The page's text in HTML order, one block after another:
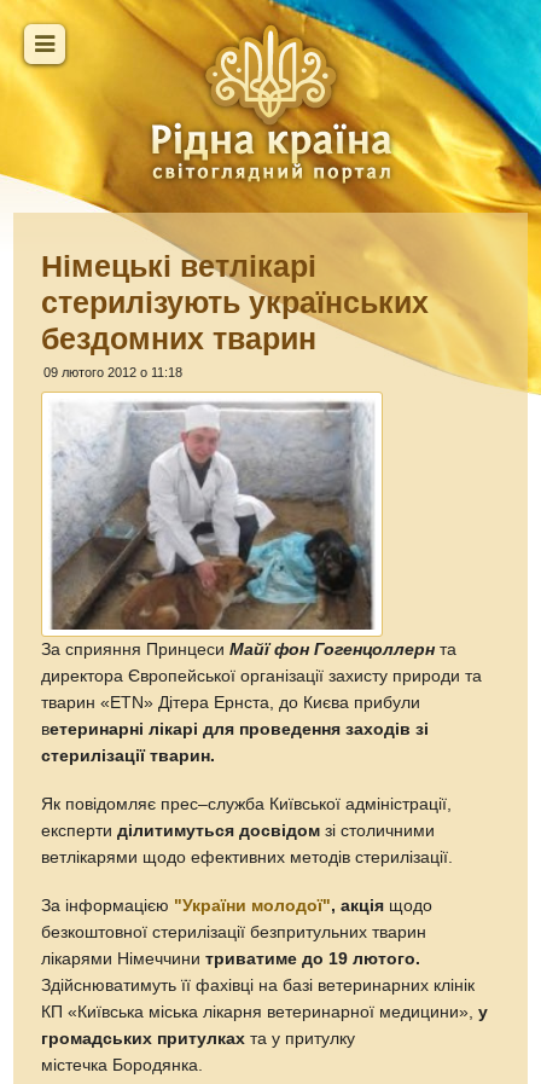
Німецькі ветлікарі
стерилізують українських
бездомних тварин
09 лютого 2012 о 11:18
За сприяння Принцеси Майї фон Гогенцоллерн та
директора Європейської організації захисту природи та
тварин «ETN» Дітера Ернста, до Києва прибули
ветеринарні лікарі для проведення заходів зі
стерилізації тварин.
Як повідомляє прес–служба Київської адміністрації,
експертиділитимуться досвідом зі столичними
ветлікарями щодо ефективних методів стерилізації.
За інформацією "України молодої", акція щодо
безкоштовної стерилізації безпритульних тварин
лікарями Німеччинитриватиме до 19 лютого.
Здійснюватимуть її фахівці на базі ветеринарних клінік
КП «Київська міська лікарня ветеринарної медицини»,у
громадських притулках та у притулку
містечка Бородянка.